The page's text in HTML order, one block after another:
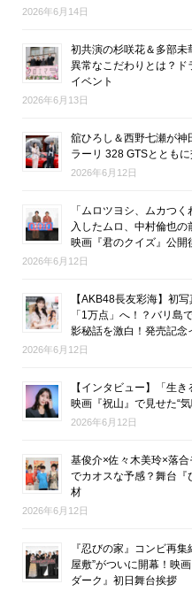
2026年6月14日
初共演の杉咲花＆多部未
異常なこだわりとは？
イベント
2026年6月13日
舘ひろし＆西野七瀬が神
ラーリ 328 GTSととも
2026年6月12日
「ムロツヨシ、ムカつ
入したムロ、中村倫也の
映画『君のクイズ』公開
2026年6月12日
【AKB48長友彩海】初
「1万点」へ！？バリ島
影秘話を激白！発売記念
2026年6月12日
【インタビュー】「生
映画『祝山』で見せた“
2026年6月12日
基俊介×佐々木美玲×落
でカオスな予感？舞台『
材
2026年6月12日
『忍びの家』コンビ再
屋敷”がついに開幕！映
ダーク』初日舞台挨拶